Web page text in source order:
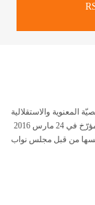
المعنوية والاستقلالية
المالية أحدثت بموجب القانون الأساسي عدد22 لسنة 2016 المؤرّخ في 24 مارس 2016
من قبل مجلس نواب